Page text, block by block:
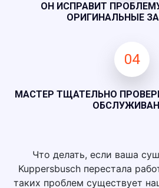
ОН ИСПРАВИТ
ОРИГИНАЛЬНЫЕ
04
МАСТЕР ТЩАТЕЛЬНО
Что делать, если ваша
Kuppersbusch перестала
таких проблем существует